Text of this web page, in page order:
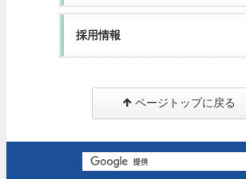
採用情報
ページトップに戻る